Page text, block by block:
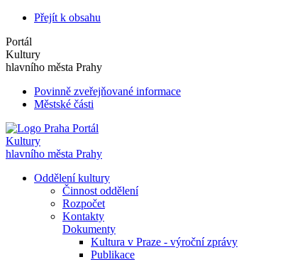
Přejít k obsahu
Portál
Kultury
hlavního města Prahy
Povinně zveřejňované informace
Městské části
Portál
Kultury
hlavního města Prahy
Oddělení kultury
Činnost oddělení
Rozpočet
Kontakty
Dokumenty
Kultura v Praze - výroční zprávy
Publikace